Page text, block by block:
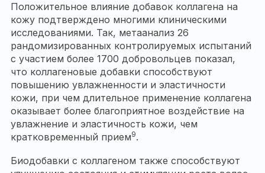
Положительное влияние добавок коллагена на
кожу подтверждено многими клиническими
исследованиями. Так, метаанализ 26
рандомизированных контролируемых испытаний
с участием более 1700 добровольцев показал,
что коллагеновые добавки способствуют
повышению увлажненности и эластичности
кожи, при чем длительное применение коллагена
оказывает более благоприятное воздействие на
увлажнение и эластичность кожи, чем
кратковременный прием9.
Биодобавки с коллагеном также способствуют